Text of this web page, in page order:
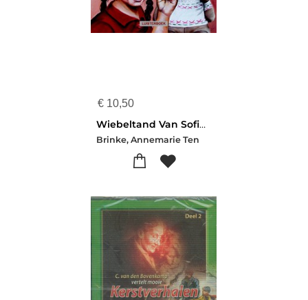
€ 10,50
Wiebeltand Van Sofie Luisterboek
Brinke, Annemarie Ten